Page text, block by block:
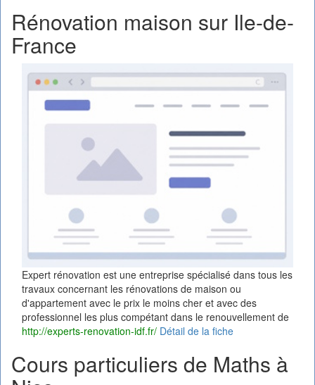
Rénovation maison sur Ile-de-
France
Expert rénovation est une entreprise spécialisé dans tous les
travaux concernant les rénovations de maison ou
d'appartement avec le prix le moins cher et avec des
professionnel les plus compétant dans le renouvellement de
http://experts-renovation-idf.fr/ Détail de la fiche
Cours particuliers de Maths à